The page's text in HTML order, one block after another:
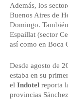
Además, los
Buenos Aires de
Domingo.
Espaillat (sector
así como en Boca
Desde agosto de
estaba en su
el Indotel reporta
provincias